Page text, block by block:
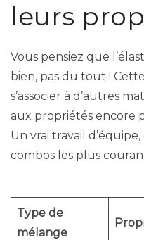
leurs
Vous pensiez que
bien, pas du tout !
s’associer à d’autres
aux propriétés encore
Un vrai travail
combos les plus
Type de
mélange